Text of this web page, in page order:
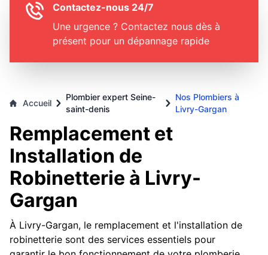
Contactez-nous 24/7
Une urgence ? Contactez nous dès à
présent pour un dépannage rapide
Accueil
Plombier expert Seine-
saint-denis
Nos Plombiers à
Livry-Gargan
Remplacement et
Installation de
Robinetterie à Livry-
Gargan
À Livry-Gargan, le remplacement et l'installation de
robinetterie sont des services essentiels pour